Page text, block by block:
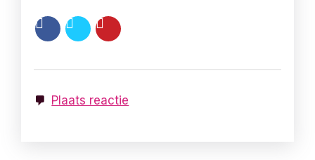
Plaats reactie